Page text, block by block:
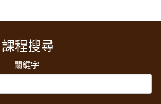
課程搜尋
關鍵字